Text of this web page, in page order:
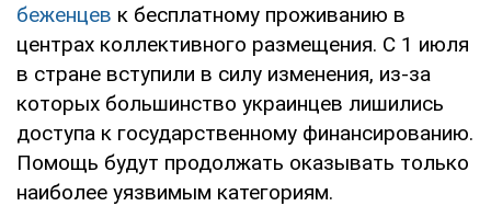
беженцев к бесплатному проживанию в
центрах коллективного размещения. С 1 июля
в стране вступили в силу изменения, из-за
которых большинство украинцев лишились
доступа к государственному финансированию.
Помощь будут продолжать оказывать только
наиболее уязвимым категориям.